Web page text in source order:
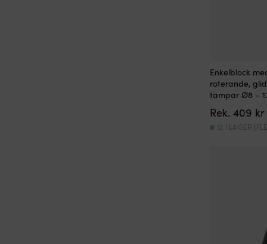
Enkelblock
roterande,
tampar Ø8 –
Rek. 409 kr
12 I LAGER